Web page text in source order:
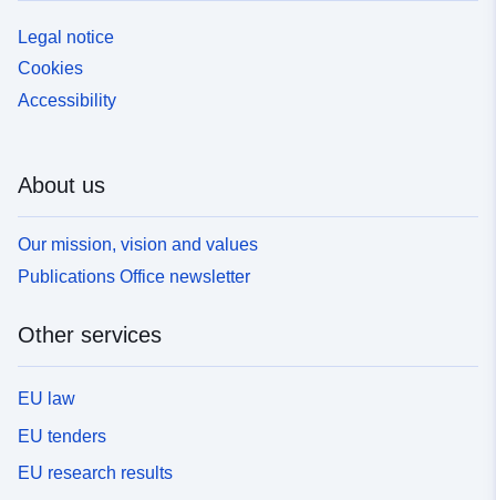
Legal notice
Cookies
Accessibility
About us
Our mission, vision and values
Publications Office newsletter
Other services
EU law
EU tenders
EU research results